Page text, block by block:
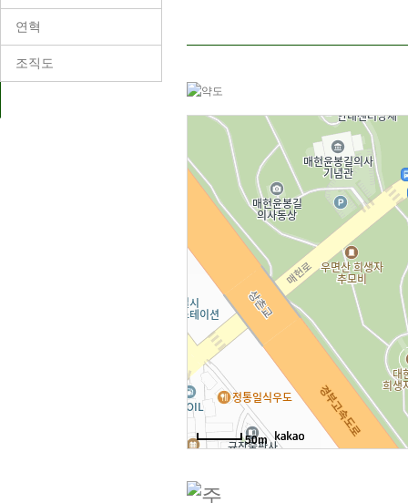
연혁
조직도
50m